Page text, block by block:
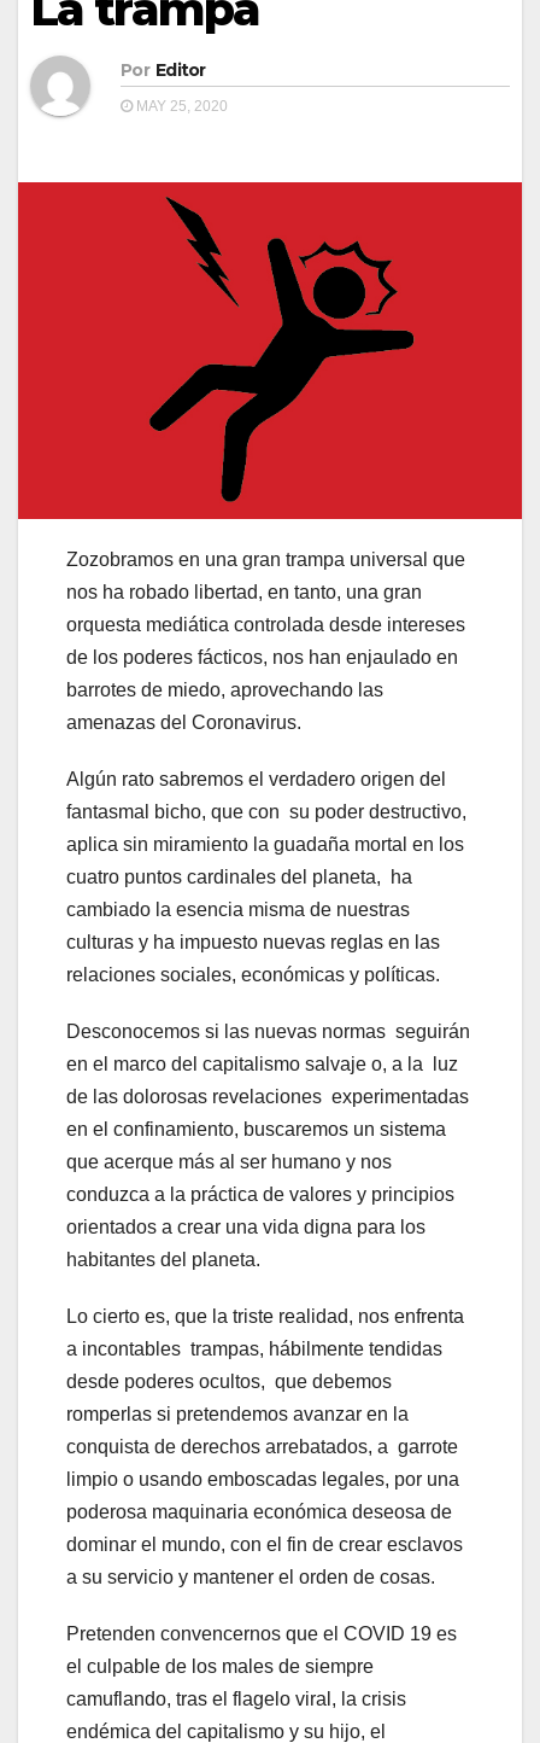
Por Editor
MAY 25, 2020
Zozobramos en una gran trampa universal que
nos ha robado libertad, en tanto, una gran
orquesta mediática controlada desde intereses
de los poderes fácticos, nos han enjaulado en
barrotes de miedo, aprovechando las
amenazas del Coronavirus.
Algún rato sabremos el verdadero origen del
fantasmal bicho, que con su poder destructivo,
aplica sin miramiento la guadaña mortal en los
cuatro puntos cardinales del planeta, ha
cambiado la esencia misma de nuestras
culturas y ha impuesto nuevas reglas en las
relaciones sociales, económicas y políticas.
Desconocemos si las nuevas normas seguirán
en el marco del capitalismo salvaje o, a la luz
de las dolorosas revelaciones experimentadas
en el confinamiento, buscaremos un sistema
que acerque más al ser humano y nos
conduzca a la práctica de valores y principios
orientados a crear una vida digna para los
habitantes del planeta.
Lo cierto es, que la triste realidad, nos enfrenta
a incontables trampas, hábilmente tendidas
desde poderes ocultos, que debemos
romperlas si pretendemos avanzar en la
conquista de derechos arrebatados, a garrote
limpio o usando emboscadas legales, por una
poderosa maquinaria económica deseosa de
dominar el mundo, con el fin de crear esclavos
a su servicio y mantener el orden de cosas.
Pretenden convencernos que el COVID 19 es
el culpable de los males de siempre
camuflando, tras el flagelo viral, la crisis
endémica del capitalismo y su hijo, el